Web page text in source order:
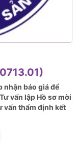
nhận báo giá để
vấn lập Hồ sơ mời
vấn thẩm định kết
cung cấp thuốc
2026 (lần 9)